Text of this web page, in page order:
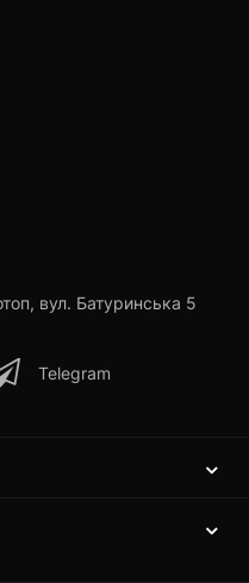
вул. Батуринська 5
Telegram